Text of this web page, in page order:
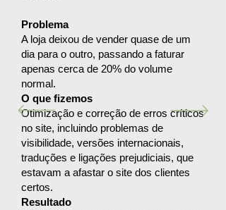
Problema
A loja deixou de vender quase de um
dia para o outro, passando a faturar
apenas cerca de 20% do volume
normal.
O que fizemos
Otimização e correção de erros críticos
no site, incluindo problemas de
visibilidade, versões internacionais,
traduções e ligações prejudiciais, que
estavam a afastar o site dos clientes
certos.
Resultado